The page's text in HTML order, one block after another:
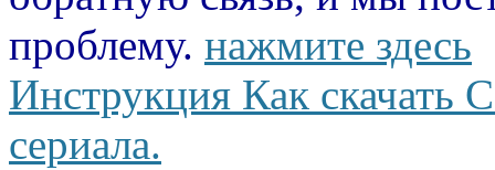
проблему. нажмите здесь
Инструкция Как скачать
сериала.